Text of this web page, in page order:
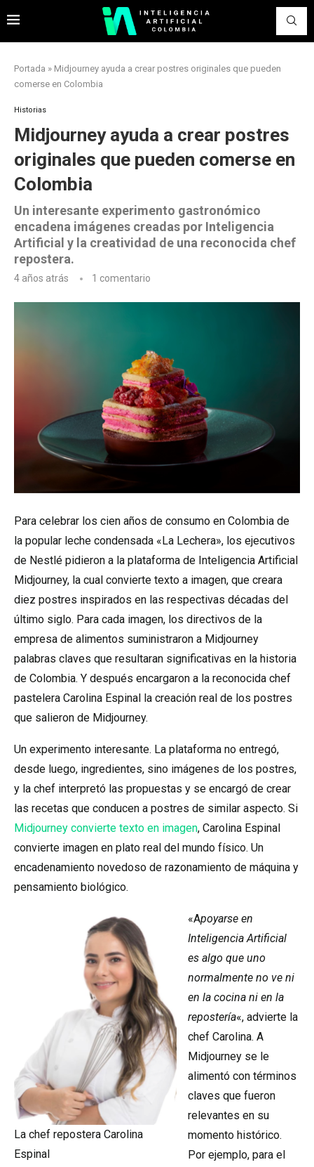
Portada » Midjourney ayuda a crear postres originales que pueden
comerse en Colombia
Historias
Midjourney ayuda a crear postres
originales que pueden comerse en
Colombia
Un interesante experimento gastronómico
encadena imágenes creadas por Inteligencia
Artificial y la creatividad de una reconocida chef
repostera.
4 años atrás 1 comentario
Para celebrar los cien años de consumo en Colombia de
la popular leche condensada «La Lechera», los ejecutivos
de Nestlé pidieron a la plataforma de Inteligencia Artificial
Midjourney, la cual convierte texto a imagen, que creara
diez postres inspirados en las respectivas décadas del
último siglo. Para cada imagen, los directivos de la
empresa de alimentos suministraron a Midjourney
palabras claves que resultaran significativas en la historia
de Colombia. Y después encargaron a la reconocida chef
pastelera Carolina Espinal la creación real de los postres
que salieron de Midjourney.
Un experimento interesante. La plataforma no entregó,
desde luego, ingredientes, sino imágenes de los postres,
y la chef interpretó las propuestas y se encargó de crear
las recetas que conducen a postres de similar aspecto. Si
Midjourney convierte texto en imagen, Carolina Espinal
convierte imagen en plato real del mundo físico. Un
encadenamiento novedoso de razonamiento de máquina y
pensamiento biológico.
La chef repostera Carolina
Espinal
«Apoyarse en
Inteligencia Artificial
es algo que uno
normalmente no ve ni
en la cocina ni en la
repostería«, advierte la
chef Carolina. A
Midjourney se le
alimentó con términos
claves que fueron
relevantes en su
momento histórico.
Por ejemplo, para el